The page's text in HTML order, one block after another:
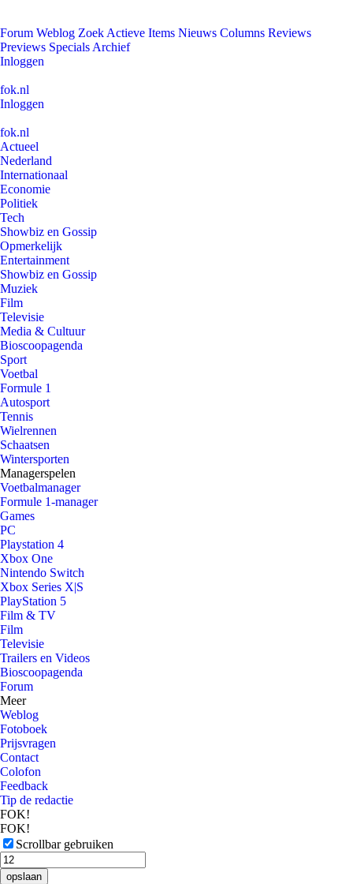
Forum Weblog Zoek Actieve Items Nieuws Columns Reviews
Previews Specials Archief
Inloggen
fok.nl
Inloggen
fok.nl
Actueel
Nederland
Internationaal
Economie
Politiek
Tech
Showbiz en Gossip
Opmerkelijk
Entertainment
Showbiz en Gossip
Muziek
Film
Televisie
Media & Cultuur
Bioscoopagenda
Sport
Voetbal
Formule 1
Autosport
Tennis
Wielrennen
Schaatsen
Wintersporten
Managerspelen
Voetbalmanager
Formule 1-manager
Games
PC
Playstation 4
Xbox One
Nintendo Switch
Xbox Series X|S
PlayStation 5
Film & TV
Film
Televisie
Trailers en Videos
Bioscoopagenda
Forum
Meer
Weblog
Fotoboek
Prijsvragen
Contact
Colofon
Feedback
Tip de redactie
FOK!
FOK!
Scrollbar gebruiken
opslaan